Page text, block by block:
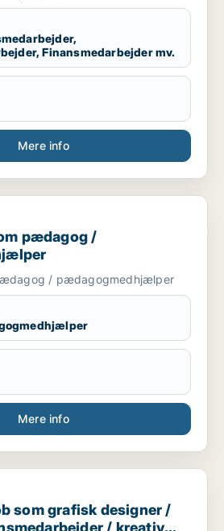
Finansmedarbejder mv.
Mere info
/ pædagogmedhjælper
pædagog /
/ pædagogmedhjælper
Mere info
grafisk designer /
som grafisk designer /
/ kreativ